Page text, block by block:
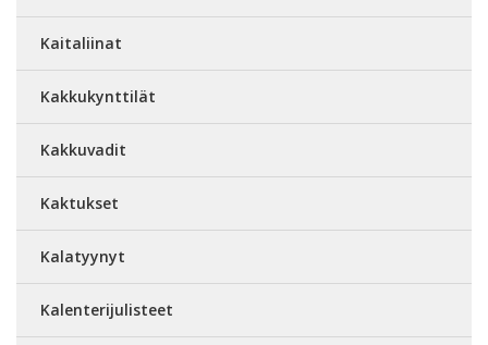
Kaitaliinat
Kakkukynttilät
Kakkuvadit
Kaktukset
Kalatyynyt
Kalenterijulisteet